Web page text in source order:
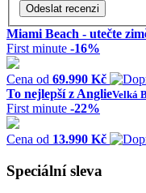
Miami Beach - utečte
First minute -16%
Cena od 69.990 Kč
To nejlepší z AnglieVelká
First minute -22%
Cena od 13.990 Kč
Speciální sleva